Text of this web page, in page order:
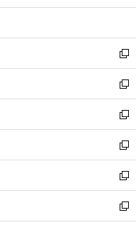
開
ウ
開
く
ン
ウ
で
開
く
ウ
ン
ド
ウ
で
開
く
新
し
い
ウ
ィ
ン
ド
ウ
で
開
く
新
し
い
ウ
ィ
ン
ド
ウ
で
開
新
し
い
ウ
ィ
ン
ド
ウ
新
し
い
ウ
ィ
ン
新
し
い
ウ
新
し